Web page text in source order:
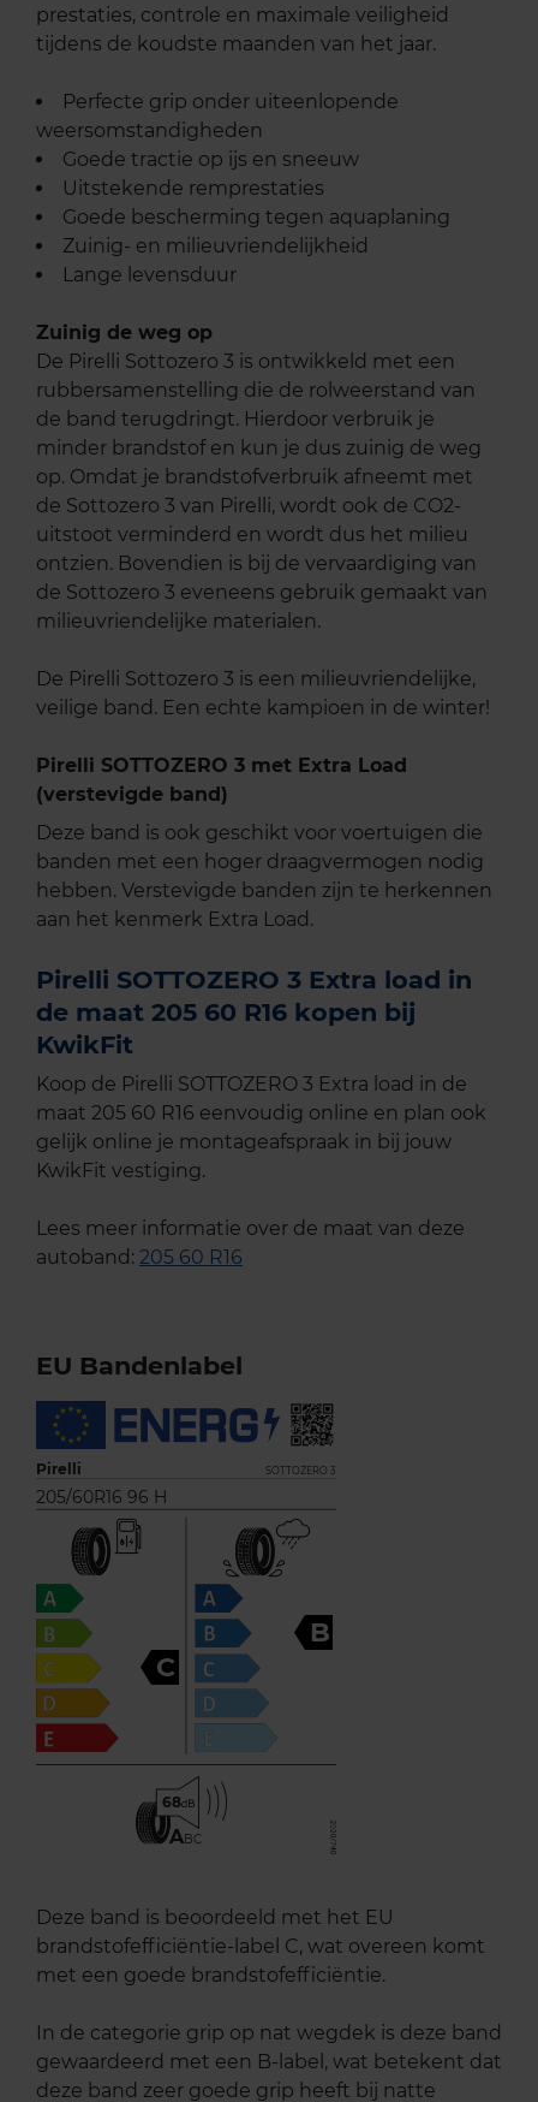
prestaties, controle en maximale veiligheid
tijdens de koudste maanden van het jaar.
Perfecte grip onder uiteenlopende
weersomstandigheden
Goede tractie op ijs en sneeuw
Uitstekende remprestaties
Goede bescherming tegen aquaplaning
Zuinig- en milieuvriendelijkheid
Lange levensduur
Zuinig de weg op
De Pirelli Sottozero 3 is ontwikkeld met een
rubbersamenstelling die de rolweerstand van
de band terugdringt. Hierdoor verbruik je
minder brandstof en kun je dus zuinig de weg
op. Omdat je brandstofverbruik afneemt met
de Sottozero 3 van Pirelli, wordt ook de CO2-
uitstoot verminderd en wordt dus het milieu
ontzien. Bovendien is bij de vervaardiging van
de Sottozero 3 eveneens gebruik gemaakt van
milieuvriendelijke materialen.
De Pirelli Sottozero 3 is een milieuvriendelijke,
veilige band. Een echte kampioen in de winter!
Pirelli SOTTOZERO 3 met Extra Load
(verstevigde band)
Deze band is ook geschikt voor voertuigen die
banden met een hoger draagvermogen nodig
hebben. Verstevigde banden zijn te herkennen
aan het kenmerk Extra Load.
Pirelli SOTTOZERO 3 Extra load in
de maat 205 60 R16 kopen bij
KwikFit
Koop de Pirelli SOTTOZERO 3 Extra load in de
maat 205 60 R16 eenvoudig online en plan ook
gelijk online je montageafspraak in bij jouw
KwikFit vestiging.
Lees meer informatie over de maat van deze
autoband: 205 60 R16
EU Bandenlabel
Pirelli SOTTOZERO 3
205/60R16 96 H
C
B
68
ABC
Deze band is beoordeeld met het EU
brandstofefficiëntie-label C, wat overeen komt
met een goede brandstofefficiëntie.
In de categorie grip op nat wegdek is deze band
gewaardeerd met een B-label, wat betekent dat
deze band zeer goede grip heeft bij natte